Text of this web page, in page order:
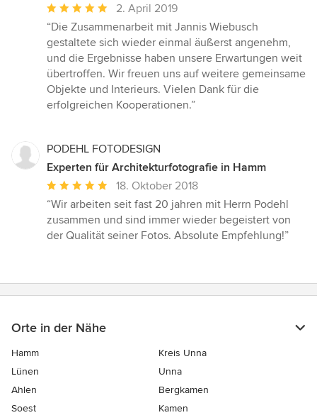
Durchschnittliche
Bewertung:
5
von
5
Sternen
2. April 2019
“Die Zusammenarbeit mit Jannis Wiebusch
gestaltete sich wieder einmal äußerst angenehm,
und die Ergebnisse haben unsere Erwartungen weit
übertroffen. Wir freuen uns auf weitere gemeinsame
Objekte und Interieurs. Vielen Dank für die
erfolgreichen Kooperationen.”
PODEHL FOTODESIGN
Experten für Architekturfotografie in Hamm
Durchschnittliche
Bewertung:
5
von
18. Oktober 2018
“Wir arbeiten seit fast 20 jahren mit Herrn Podehl
zusammen und sind immer wieder begeistert von
der Qualität seiner Fotos. Absolute Empfehlung!”
Orte in der Nähe
Hamm
Kreis Unna
Lünen
Unna
Ahlen
Bergkamen
Soest
Kamen